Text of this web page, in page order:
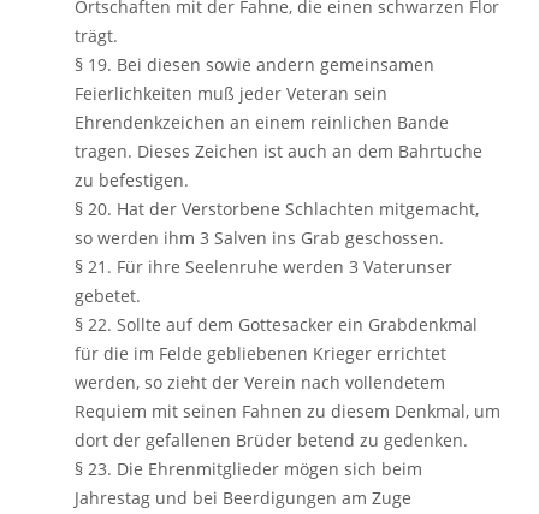
Ortschaften mit der Fahne, die einen schwarzen Flor
trägt.
§ 19. Bei diesen sowie andern gemeinsamen
Feierlichkeiten muß jeder Veteran sein
Ehrendenkzeichen an einem reinlichen Bande
tragen. Dieses Zeichen ist auch an dem Bahrtuche
zu befestigen.
§ 20. Hat der Verstorbene Schlachten mitgemacht,
so werden ihm 3 Salven ins Grab geschossen.
§ 21. Für ihre Seelenruhe werden 3 Vaterunser
gebetet.
§ 22. Sollte auf dem Gottesacker ein Grabdenkmal
für die im Felde gebliebenen Krieger errichtet
werden, so zieht der Verein nach vollendetem
Requiem mit seinen Fahnen zu diesem Denkmal, um
dort der gefallenen Brüder betend zu gedenken.
§ 23. Die Ehrenmitglieder mögen sich beim
Jahrestag und bei Beerdigungen am Zuge